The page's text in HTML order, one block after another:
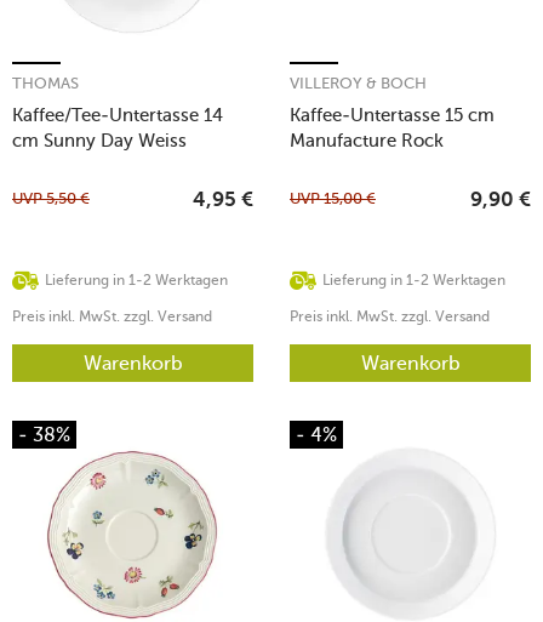
Kaffee/Tee-Untertasse 14
cm Sunny Day Weiss
THOMAS
Lieferung in 1-2 Werktagen
UVP5,50 € 4,95 €
Preis inkl. MwSt. zzgl. Versand
Warenkorb
Kaffee-Untertasse 15 cm
Manufacture Rock
VILLEROY & BOCH
Lieferung in 1-2 Werktagen
UVP15,00 € 9,90 €
Preis inkl. MwSt. zzgl. Versand
Warenkorb
- 38% - 4%